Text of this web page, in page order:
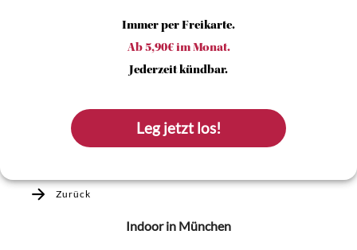
Immer per Freikarte.
Ab 5,90€ im Monat.
Jederzeit kündbar.
Leg jetzt los!
Zurück
Indoorin München